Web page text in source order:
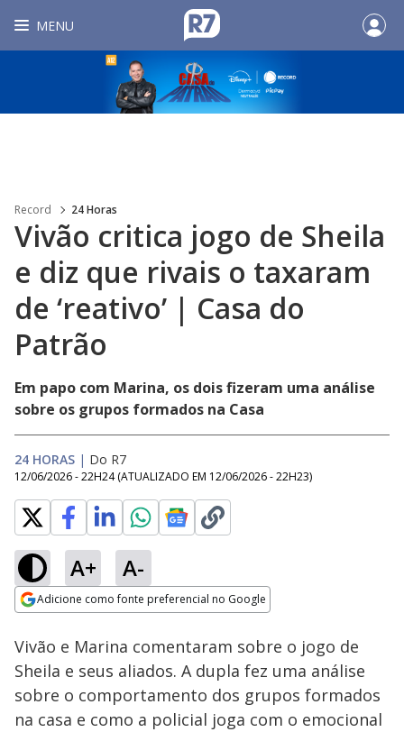
MENU
Record 24 Horas
Vivão critica jogo de Sheila
e diz que rivais o taxaram
de ‘reativo’ | Casa do
Patrão
Em papo com Marina, os dois fizeram uma análise
sobre os grupos formados na Casa
24 HORAS | Do R7
12/06/2026 - 22H24 (ATUALIZADO EM 12/06/2026 - 22H23)
A+ A-
Adicione como fonte preferencial no Google
Ativar
Loaded:
9.65%
Vivão e Marina comentaram sobre o jogo de
Sheila e seus aliados. A dupla fez uma análise
sobre o comportamento dos grupos formados
na casa e como a policial joga com o emocional